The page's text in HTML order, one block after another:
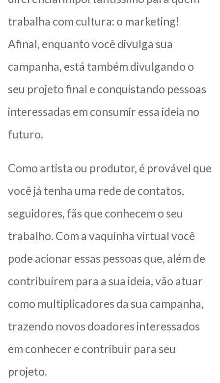
trabalha com cultura: o marketing!
Afinal, enquanto você divulga sua
campanha, está também divulgando o
seu projeto final e conquistando pessoas
interessadas em consumir essa ideia no
futuro.
Como artista ou produtor, é provável que
você já tenha uma rede de contatos,
seguidores, fãs que conhecem o seu
trabalho. Com a vaquinha virtual você
pode acionar essas pessoas que, além de
contribuírem para a sua ideia, vão atuar
como multiplicadores da sua campanha,
trazendo novos doadores interessados
em conhecer e contribuir para seu
projeto.